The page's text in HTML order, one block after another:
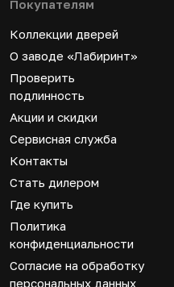
Покупателям
Коллекции дверей
О заводе «Лабиринт»
Проверить
подлинность
Акции и скидки
Сервисная служба
Контакты
Стать дилером
Где купить
Политика
конфиденциальности
Согласие на обработку
персональных данных